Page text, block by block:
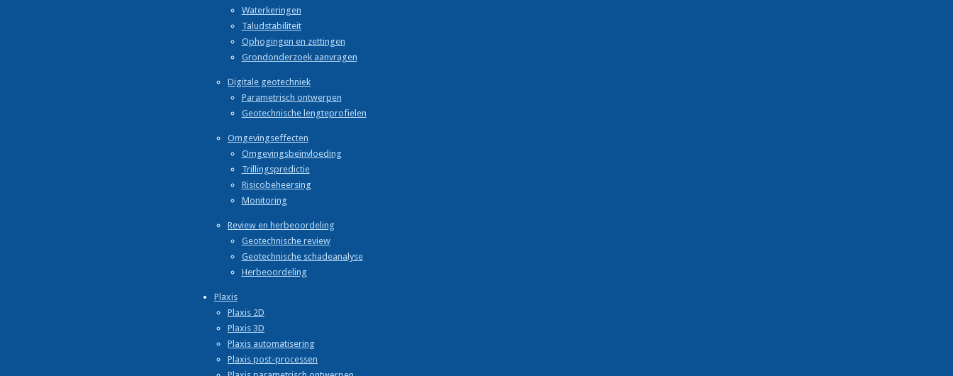
Waterkeringen
Taludstabiliteit
Ophogingen en zettingen
Grondonderzoek aanvragen
Digitale geotechniek
Parametrisch ontwerpen
Geotechnische lengteprofielen
Omgevingseffecten
Omgevingsbeïnvloeding
Trillingspredictie
Risicobeheersing
Monitoring
Review en herbeoordeling
Geotechnische review
Geotechnische schadeanalyse
Herbeoordeling
Plaxis
Plaxis 2D
Plaxis 3D
Plaxis automatisering
Plaxis post-processen